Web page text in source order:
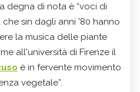
degna di nota è “voci di
che sin dagli anni '80 hanno
la musica delle piante
all'università di Firenze il
è in fervente movimento
vegetale”.